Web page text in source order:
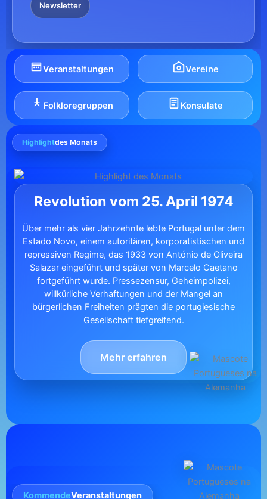
Newsletter
Veranstaltungen Vereine
Folkloregruppen Konsulate
Highlightdes Monats
Revolution vom 25. April 1974
Über mehr als vier Jahrzehnte lebte Portugal unter dem
Estado Novo, einem autoritären, korporatistischen und
repressiven Regime, das 1933 von António de Oliveira
Salazar eingeführt und später von Marcelo Caetano
fortgeführt wurde. Pressezensur, Geheimpolizei,
willkürliche Verhaftungen und der Mangel an
bürgerlichen Freiheiten prägten die portugiesische
Gesellschaft tiefgreifend.
Mehr erfahren
KommendeVeranstaltungen